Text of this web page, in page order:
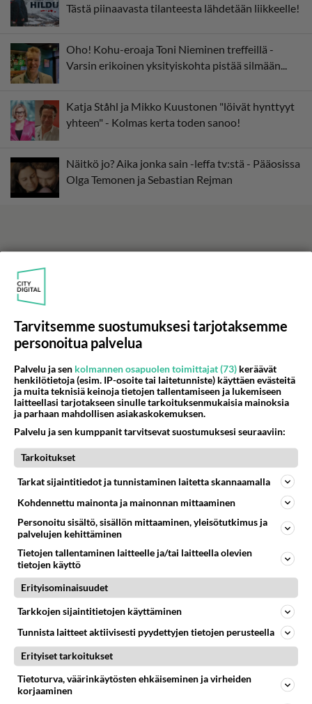
Tästä piinaavasta tilanteesta lähdetään liikkeelle!
Oho! Kohu-eroaja Toni Nieminen treffeillä -
Varsin erikoinen yksityiskohta pistää silmään...
Katja Ståhl ja Mikko Kuustonen "löivät hynttyyt
yhteen" - Kolmas kerta toden sanoo!
Näitkö jo? Aika jonka sain -leffa tv:stä - Pääosissa
Olga Temonen ja Sebastian Rejman
LUETUIMMAT
Muistatko? Kädestä suuhun
elävä Satu sai jättimäisen
rahasalkun Henry-
miljonääriltä
Tiesitkö? Martina Aitolehden
isäpuoli on tämä suosittu
laulaja
ja Noora Louhimo vihdoinkin
yhdessä - Tätä moni jo odotti
Danny, 83, teki yllättävän
Helmi Loukasmäki?
Tarvitsemme suostumuksesi tarjotaksemme
personoitua palvelua
Palvelu ja sen kolmannen osapuolen toimittajat (73) keräävät
henkilötietoja (esim. IP-osoite tai laitetunniste) käyttäen evästeitä
ja muita teknisiä keinoja tietojen tallentamiseen ja lukemiseen
laitteellasi tarjotakseen sinulle tarkoituksenmukaisia mainoksia
ja parhaan mahdollisen asiakaskokemuksen.
Palvelu ja sen kumppanit tarvitsevat suostumuksesi seuraaviin:
Tarkoitukset
Tarkat sijaintitiedot ja tunnistaminen laitetta skannaamalla
Kohdennettu mainonta ja mainonnan mittaaminen
Personoitu sisältö, sisällön mittaaminen, yleisötutkimus ja
palvelujen kehittäminen
Tietojen tallentaminen laitteelle ja/tai laitteella olevien
tietojen käyttö
Erityisominaisuudet
Tarkkojen sijaintitietojen käyttäminen
Tunnista laitteet aktiivisesti pyydettyjen tietojen perusteella
Erityiset tarkoitukset
Tietoturva, väärinkäytösten ehkäiseminen ja virheiden
korjaaminen